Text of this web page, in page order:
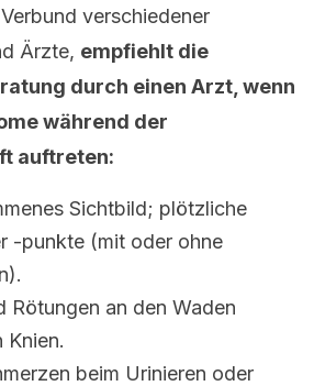
verschiedener
Ärzte, empfiehlt die
durch einen Arzt, wenn
während der
auftreten:
Sichtbild; plötzliche
-punkte (mit oder ohne
Rötungen an den Waden
Knien.
beim Urinieren oder